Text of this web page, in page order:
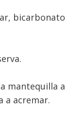
bicarbonato
mantequilla a
a acremar.